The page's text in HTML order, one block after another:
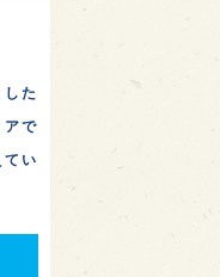
た
で
い